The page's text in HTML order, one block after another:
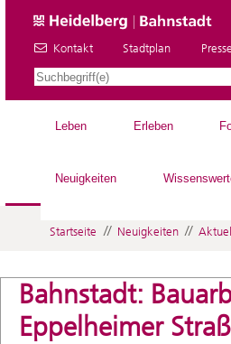
Kontakt Stadtplan Presse
Leben Erleben
Neuigkeiten
Startseite // Neuigkeiten //
Bahnstadt:
Eppelheimer